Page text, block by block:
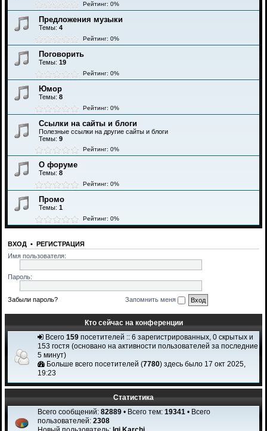
Рейтинг: 0%
Предложения музыки
Темы: 4
Рейтинг: 0%
Поговорить
Темы: 19
Рейтинг: 0%
Юмор
Темы: 8
Рейтинг: 0%
Ссылки на сайты и блоги
Полезные ссылки на другие сайты и блоги
Темы: 9
Рейтинг: 0%
О форуме
Темы: 8
Рейтинг: 0%
Промо
Темы: 1
Рейтинг: 0%
ВХОД • РЕГИСТРАЦИЯ
Имя пользователя:
Пароль:
Забыли пароль? Запомнить меня
Кто сейчас на конференции
Всего 159 посетителей :: 6 зарегистрированных, 0 скрытых и
153 гостя (основано на активности пользователей за последние
5 минут)
Больше всего посетителей (7780) здесь было 17 окт 2025,
19:23
Статистика
Всего сообщений: 82889 • Всего тем: 19341 • Всего
пользователей: 2308